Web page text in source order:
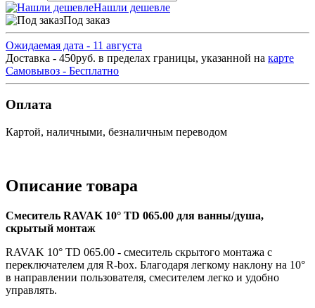
Нашли дешевле
Под заказ
Ожидаемая дата - 11 августа
Доставка - 450руб. в пределах границы, указанной на карте
Самовывоз - Бесплатно
Оплата
Картой, наличными, безналичным переводом
Описание товара
Смеситель RAVAK 10° TD 065.00 для ванны/душа,
скрытый монтаж
RAVAK 10° TD 065.00 - смеситель скрытого монтажа с
переключателем для R-box. Благодаря легкому наклону на 10°
в направлении пользователя, смесителем легко и удобно
управлять.